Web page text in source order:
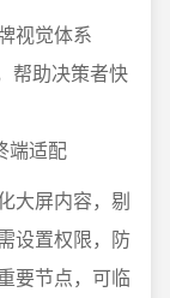
视觉体系
帮助决策者快
端适配
大屏内容，剔
设置权限，防
要节点，可临